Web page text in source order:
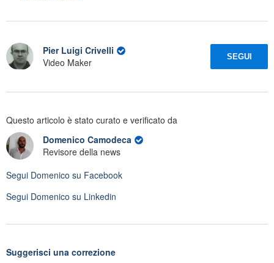
Pier Luigi Crivelli
Video Maker
SEGUI
Questo articolo è stato curato e verificato da
Domenico Camodeca
Revisore della news
Segui Domenico su Facebook
Segui Domenico su Linkedin
Suggerisci una correzione